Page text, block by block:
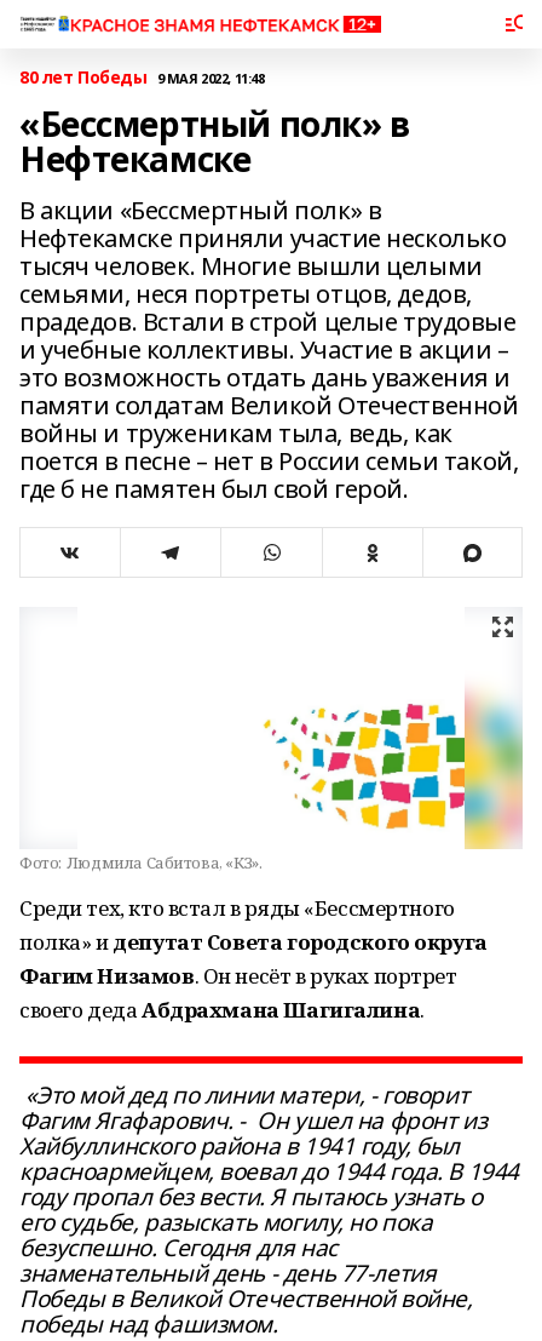
80 лет Победы 9 МАЯ 2022, 11:48
«Бессмертный полк» в
Нефтекамске
В акции «Бессмертный полк» в
Нефтекамске приняли участие несколько
тысяч человек. Многие вышли целыми
семьями, неся портреты отцов, дедов,
прадедов. Встали в строй целые трудовые
и учебные коллективы. Участие в акции –
это возможность отдать дань уважения и
памяти солдатам Великой Отечественной
войны и труженикам тыла, ведь, как
поется в песне – нет в России семьи такой,
где б не памятен был свой герой.
Фото: Людмила Сабитова, «КЗ».
Среди тех, кто встал в ряды «Бессмертного
полка» идепутат Совета городского округа
Фагим Низамов. Он несёт в руках портрет
своего дедаАбдрахмана Шагигалина.
«Это мой дед по линии матери, - говорит
Фагим Ягафарович. - Он ушел на фронт из
Хайбуллинского района в 1941 году, был
красноармейцем, воевал до 1944 года. В 1944
году пропал без вести. Я пытаюсь узнать о
его судьбе, разыскать могилу, но пока
безуспешно. Сегодня для нас
знаменательный день - день 77-летия
Победы в Великой Отечественной войне,
победы над фашизмом.